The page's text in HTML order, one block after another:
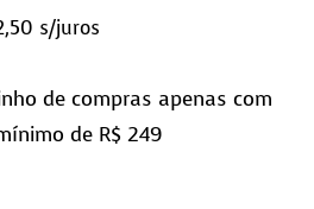
s/juros
de compras apenas com
de R$ 249